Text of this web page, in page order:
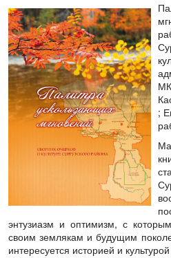
;
энтузиазм и оптимизм, с
своим землякам и будущим
интересуется историей и